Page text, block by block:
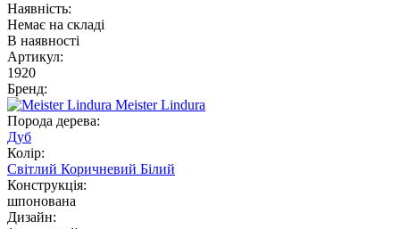
Наявність:
Немає на складі
В наявності
Артикул:
1920
Бренд:
Meister Lindura
Порода дерева:
Дуб
Колір:
Світлий Коричневий Білий
Конструкція:
шпонована
Дизайн: